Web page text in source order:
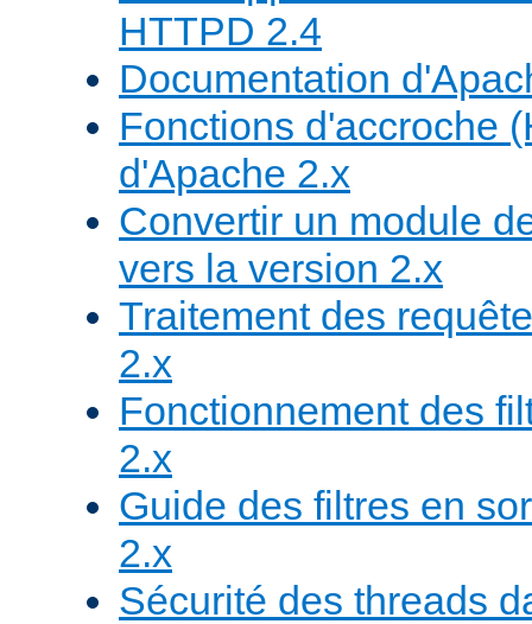
HTTPD 2.4
Documentation
Fonctions d'accroche
d'Apache 2.x
Convertir un module
vers la version 2.x
Traitement des
2.x
Fonctionnement des
2.x
Guide des filtres en
2.x
Sécurité des threads